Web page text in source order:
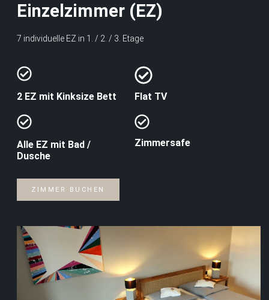
Einzelzimmer (EZ)
7 individuelle EZ in 1. / 2. / 3. Etage
2 EZ mit Kinksize Bett
Alle EZ mit Bad /
Dusche
Flat TV
Zimmersafe
ZIMMER BUCHEN